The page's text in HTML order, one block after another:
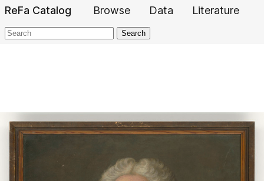
ReFa Catalog Browse Data Literature
Search